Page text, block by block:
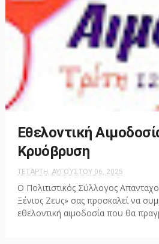
Εθελοντική
Κρυόβρυση
ΤΕΤΆΡΤΗ, ΑΥΓΟΎΣΤΟΥ 06, 2025
Ο Πολιτιστικός Σύλλογος
Ξένιος Ζευς» σας προσκαλεί να
εθελοντική αιμοδοσία που θα